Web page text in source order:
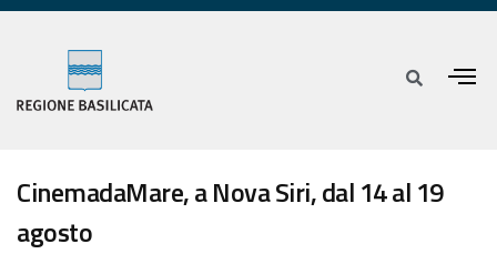
CinemadaMare, a Nova Siri, dal 14 al 19
agosto